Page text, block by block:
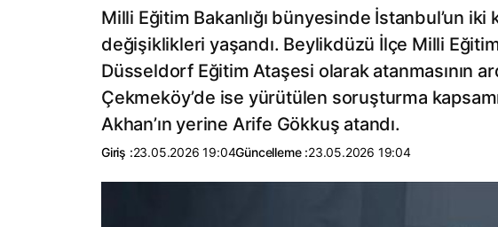
Milli Eğitim Bakanlığı bünyesinde İstanbul’un
değişiklikleri yaşandı. Beylikdüzü İlçe Milli
Düsseldorf Eğitim Ataşesi olarak atanmasının
Çekmeköy’de ise yürütülen soruşturma
Akhan’ın yerine Arife Gökkuş atandı.
Giriş :23.05.2026 19:04Güncelleme :23.05.2026 19:04